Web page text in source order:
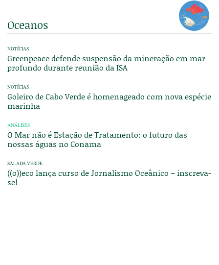
Oceanos
NOTÍCIAS
Greenpeace defende suspensão da mineração em mar
profundo durante reunião da ISA
NOTÍCIAS
Goleiro de Cabo Verde é homenageado com nova espécie
marinha
ANÁLISES
O Mar não é Estação de Tratamento: o futuro das
nossas águas no Conama
SALADA VERDE
((o))eco lança curso de Jornalismo Oceânico – inscreva-
se!